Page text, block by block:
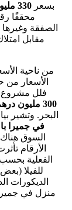
بسعر 330 مليون درهم إماراتي
محققًا
الصفقة
مقابل
من ناحية
الأسعار من
فلل مشروع
300 مليون درهم
البحر. وتشير
في جميرا باي يفوق
السوق
الأرقام
الفعلية
للفيلا
الديكورات
منزل في